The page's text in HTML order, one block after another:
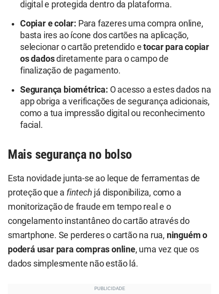
digital e protegida dentro da plataforma.
Copiar e colar: Para fazeres uma compra online,
basta ires ao ícone dos cartões na aplicação,
selecionar o cartão pretendido etocar para copiar
os dadosdiretamente para o campo de
finalização de pagamento.
Segurança biométrica: O acesso a estes dados na
app obriga a verificações de segurança adicionais,
como a tua impressão digital ou reconhecimento
facial.
Mais segurança no bolso
Esta novidade junta-se ao leque de ferramentas de
proteção que a fintech já disponibiliza, como a
monitorização de fraude em tempo real e o
congelamento instantâneo do cartão através do
smartphone. Se perderes o cartão na rua, ninguém o
poderá usar para compras online, uma vez que os
dados simplesmente não estão lá.